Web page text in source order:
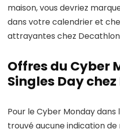
maison, vous devriez
dans votre calendrier et
attrayantes chez
Offres du Cyber
Singles Day
Pour le Cyber Monday dans
trouvé aucune indication